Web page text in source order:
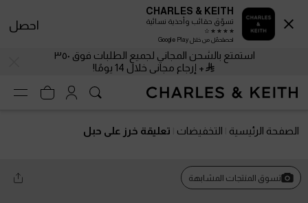
استمتع بالشحن المجاني لجميع الطلبات فوق ٣٥٠
+ إرجاع مجاني خلال 14 يومًا!
الصفحة الرئيسية التخفيضات تعليقة خرز على حبل
تسوق المنتجات المشابهة
CHARLES & KEITH
تسوّق حقائب وأحذية نسائية
احصلحمّل من خلال Google Play
احصل